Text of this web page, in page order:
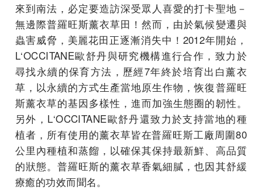
來到南法，必定要造訪深受眾人喜愛的打卡聖地－
無邊際普羅旺斯薰衣草田！然而，由於氣候變遷與
蟲害威脅，美麗花田正逐漸消失中！2012年開始，
L‘OCCITANE歐舒丹與研究機構進行合作，致力於
尋找永續的保育方法，歷經7年終於培育出白薰衣
草，以永續的方式生產當地原生作物，恢復普羅旺
斯薰衣草的基因多樣性，進而加強生態圈的韌性。
另外，L‘OCCITANE歐舒丹還致力於支持當地的種
植者，所有使用的薰衣草皆在普羅旺斯工廠周圍80
公里內種植和蒸餾，以確保其保持最新鮮、高品質
的狀態。普羅旺斯的薰衣草香氣細膩，也因其舒緩
療癒的功效而聞名。